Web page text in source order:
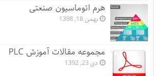
هرم اتوماسیون صنعتی
بهمن 18, 1398
مجموعه مقالات آموزش PLC
دی 23, 1392